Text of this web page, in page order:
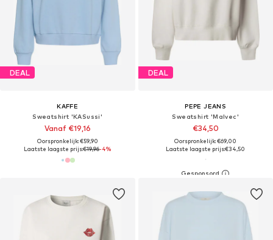
DEAL
KAFFE
Sweatshirt 'KASussi'
Vanaf €19,16
Oorspronkelijk: €59,90
Laatste laagste prijs:€19,96-4%
DEAL
PEPE JEANS
Sweatshirt 'Malvec'
€34,50
Oorspronkelijk: €69,00
Laatste laagste prijs:€34,50